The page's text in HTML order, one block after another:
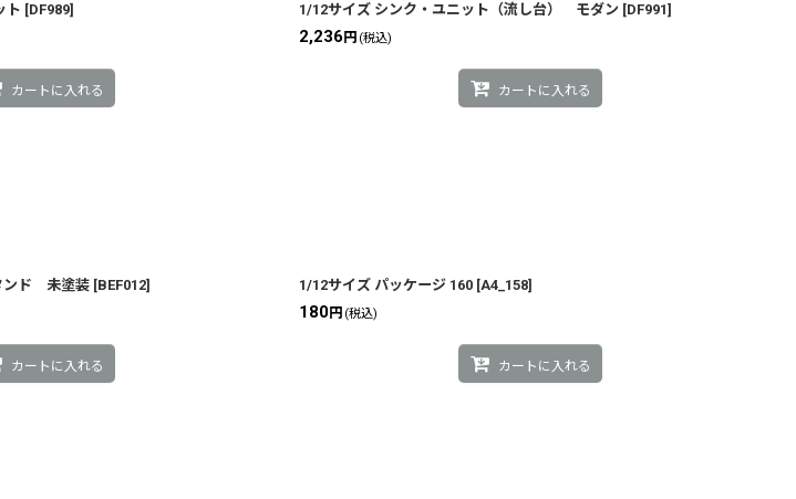
ト [DF989]
カートに入れる
1/12サイズ シンク・ユニット（流し台） モダン [DF991]
2,236 円 (税込)
カートに入れる
ンド 未塗装 [BEF012]
カートに入れる
1/12サイズ パッケージ 160 [A4_158]
180円 (税込)
カートに入れる